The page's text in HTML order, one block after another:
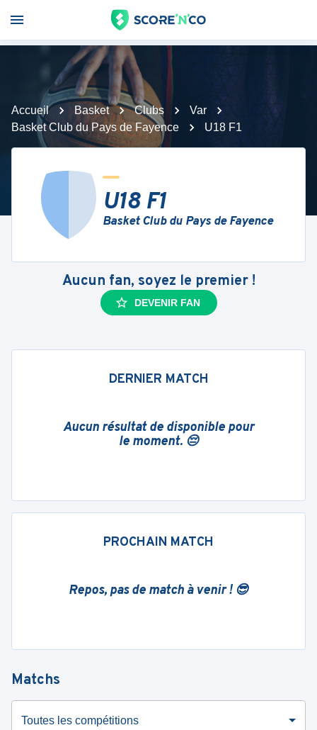
Accueil Basket Clubs
Var
Basket Club du Pays de Fayence
U18 F1
U18 F1
Basket Club du Pays de Fayence
Aucun fan, soyez le premier !
DEVENIR FAN
DERNIER MATCH
Aucun résultat de disponible pour
le moment. 😔
PROCHAIN MATCH
Repos, pas de match à venir ! 😎
Matchs
Toutes les compétitions